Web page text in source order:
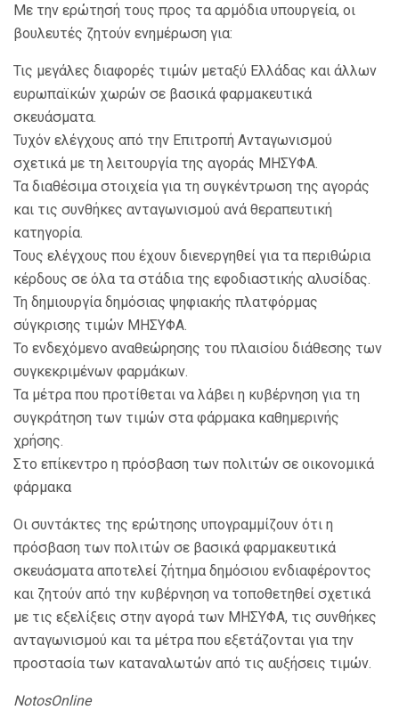
Με την ερώτησή τους προς τα αρμόδια υπουργεία, οι
βουλευτές ζητούν ενημέρωση για:
Τις μεγάλες διαφορές τιμών μεταξύ Ελλάδας και άλλων
ευρωπαϊκών χωρών σε βασικά φαρμακευτικά
σκευάσματα.
Τυχόν ελέγχους από την Επιτροπή Ανταγωνισμού
σχετικά με τη λειτουργία της αγοράς ΜΗΣΥΦΑ.
Τα διαθέσιμα στοιχεία για τη συγκέντρωση της αγοράς
και τις συνθήκες ανταγωνισμού ανά θεραπευτική
κατηγορία.
Τους ελέγχους που έχουν διενεργηθεί για τα περιθώρια
κέρδους σε όλα τα στάδια της εφοδιαστικής αλυσίδας.
Τη δημιουργία δημόσιας ψηφιακής πλατφόρμας
σύγκρισης τιμών ΜΗΣΥΦΑ.
Το ενδεχόμενο αναθεώρησης του πλαισίου διάθεσης των
συγκεκριμένων φαρμάκων.
Τα μέτρα που προτίθεται να λάβει η κυβέρνηση για τη
συγκράτηση των τιμών στα φάρμακα καθημερινής
χρήσης.
Στο επίκεντρο η πρόσβαση των πολιτών σε οικονομικά
φάρμακα
Οι συντάκτες της ερώτησης υπογραμμίζουν ότι η
πρόσβαση των πολιτών σε βασικά φαρμακευτικά
σκευάσματα αποτελεί ζήτημα δημόσιου ενδιαφέροντος
και ζητούν από την κυβέρνηση να τοποθετηθεί σχετικά
με τις εξελίξεις στην αγορά των ΜΗΣΥΦΑ, τις συνθήκες
ανταγωνισμού και τα μέτρα που εξετάζονται για την
προστασία των καταναλωτών από τις αυξήσεις τιμών.
NotosOnline